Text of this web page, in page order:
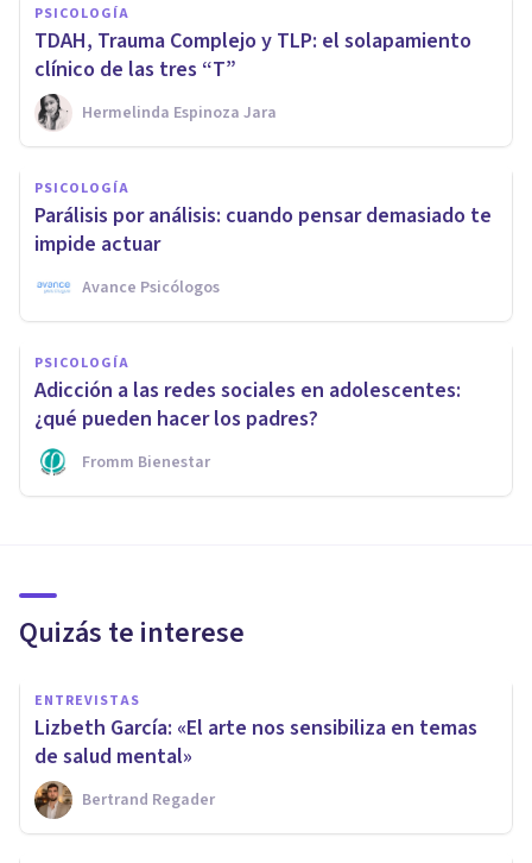
PSICOLOGÍA
TDAH, Trauma Complejo y TLP: el solapamiento
clínico de las tres “T”
Hermelinda Espinoza Jara
PSICOLOGÍA
Parálisis por análisis: cuando pensar demasiado te
impide actuar
Avance Psicólogos
PSICOLOGÍA
Adicción a las redes sociales en adolescentes:
¿qué pueden hacer los padres?
Fromm Bienestar
Quizás te interese
ENTREVISTAS
Lizbeth García: «El arte nos sensibiliza en temas
de salud mental»
Bertrand Regader